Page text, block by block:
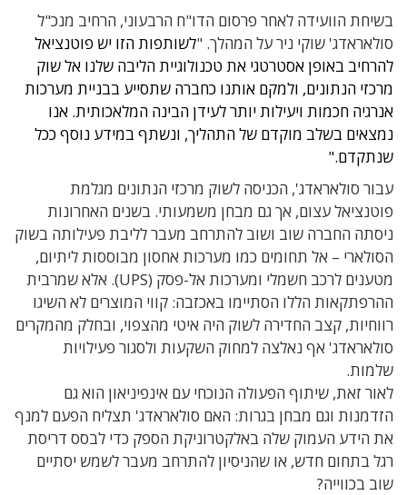
בשיחת הוועידה לאחר פרסום הדו"ח הרבעוני, הרחיב מנכ"ל
סולאראדג' שוקי ניר על המהלך. "לשותפות הזו יש פוטנציאל
להרחיב באופן אסטרטגי את טכנולוגיית הליבה שלנו אל שוק
מרכזי הנתונים, ולמקם אותנו כחברה שתסייע בבניית מערכות
אנרגיה חכמות ויעילות יותר לעידן הבינה המלאכותית. אנו
נמצאים בשלב מוקדם של התהליך, ונשתף במידע נוסף ככל
שנתקדם."
עבור סולאראדג', הכניסה לשוק מרכזי הנתונים מגלמת
פוטנציאל עצום, אך גם מבחן משמעותי. בשנים האחרונות
ניסתה החברה שוב ושוב להתרחב מעבר לליבת פעילותה בשוק
הסולארי – אל תחומים כמו מערכות אחסון מבוססות ליתיום,
מטענים לרכב חשמלי ומערכות אל-פסק (UPS). אלא שמרבית
ההרפתקאות הללו הסתיימו באכזבה: קווי המוצרים לא השיגו
רווחיות, קצב החדירה לשוק היה איטי מהצפוי, ובחלק מהמקרים
סולאראדג' אף נאלצה למחוק השקעות ולסגור פעילויות
שלמות.
לאור זאת, שיתוף הפעולה הנוכחי עם אינפיניאון הוא גם
הזדמנות וגם מבחן בגרות: האם סולאראדג' תצליח הפעם למנף
את הידע העמוק שלה באלקטרוניקת הספק כדי לבסס דריסת
רגל בתחום חדש, או שהניסיון להתרחב מעבר לשמש יסתיים
שוב בכווייה?